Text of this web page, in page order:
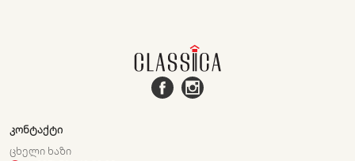
ᲙᲝᲜᲢᲐᲥᲢᲘ
ᲪᲮᲔᲚᲘ ᲮᲐᲖᲘ